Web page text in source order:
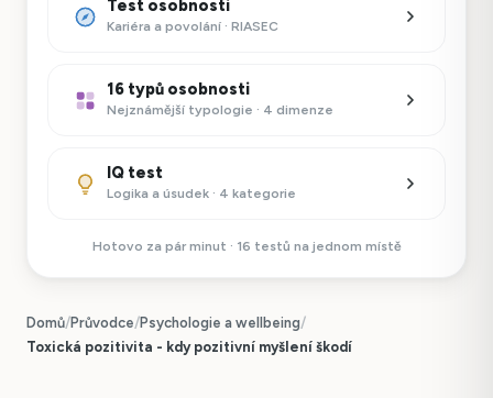
Test osobnosti
Kariéra a povolání · RIASEC
16 typů osobnosti
Nejznámější typologie · 4 dimenze
IQ test
Logika a úsudek · 4 kategorie
Hotovo za pár minut · 16 testů na jednom místě
Domů/Průvodce/Psychologie a wellbeing/
Toxická pozitivita - kdy pozitivní myšlení škodí